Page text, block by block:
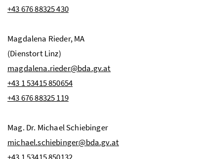
+43 676 88325 430
Magdalena Rieder, MA
(Dienstort Linz)
magdalena.rieder@bda.gv.at
+43 1 53415 850654
+43 676 88325 119
Mag. Dr. MichaelSchiebinger
michael.schiebinger@bda.gv.at
+43 1 53415 850132